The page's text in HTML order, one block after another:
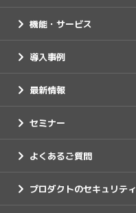
機能・サービス
導入事例
最新情報
セミナー
よくあるご質問
プロダクトのセキュリティ